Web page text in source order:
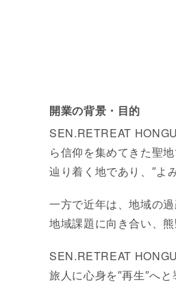
開業の背景・目的
SEN.RETREAT
ら信仰を集めてきた聖
辿り着く地であり、″よ
一方で近年は、地域の
地域課題に向き合い、
SEN.RETREAT
旅人に心身を″再生″へ